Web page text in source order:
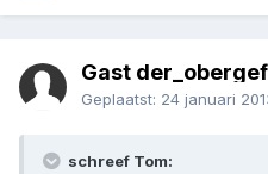
Gast
Geplaatst: 24 januari
schreef Tom: